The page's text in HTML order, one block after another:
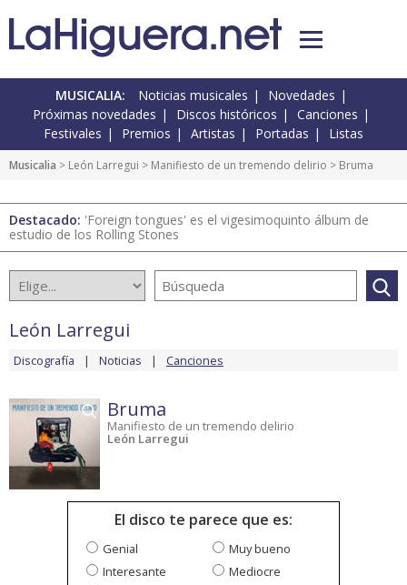
MUSICALIA: Noticias musicales
Novedades
Próximas novedades
Discos históricos
Canciones
Festivales
Premios Artistas Portadas Listas
Musicalia > León Larregui > Manifiesto de un tremendo delirio > Bruma
Destacado: 'Foreign tongues' es el vigesimoquinto álbum de
estudio de los Rolling Stones
León Larregui
Discografía Noticias Canciones
Bruma
Manifiesto de un tremendo delirio
León Larregui
El disco te parece que es:
Genial
Muy bueno
Interesante
Mediocre